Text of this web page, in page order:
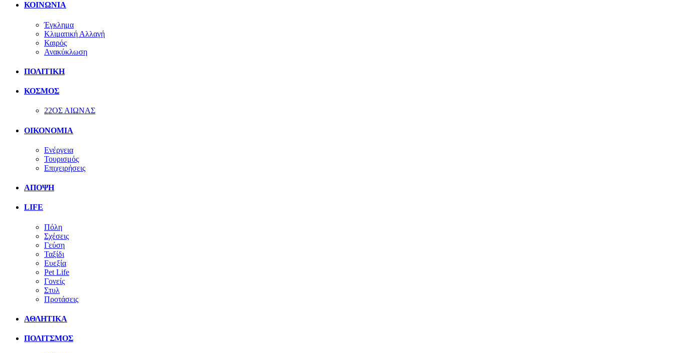
ΚΟΙΝΩΝΙΑ
Έγκλημα
Κλιματική Αλλαγή
Καιρός
Ανακύκλωση
ΠΟΛΙΤΙΚΗ
ΚΟΣΜΟΣ
22ΟΣ ΑΙΩΝΑΣ
ΟΙΚΟΝΟΜΙΑ
Ενέργεια
Τουρισμός
Επιχειρήσεις
ΑΠΟΨΗ
LIFE
Πόλη
Σχέσεις
Γεύση
Ταξίδι
Ευεξία
Pet Life
Γονείς
Στυλ
Προτάσεις
ΑΘΛΗΤΙΚΑ
ΠΟΛΙΤΣΜΟΣ